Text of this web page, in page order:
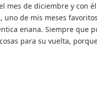
mes de diciembre y con
uno de mis meses
enana. Siempre que
para su vuelta,